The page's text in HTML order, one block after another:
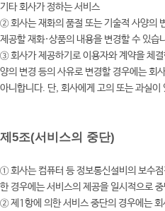
기타 회사가 정하는 서비스
② 회사는 재화의 품절 또는 기술적 사양의
제공할 재화·상품의 내용을 변경할 수 있습
③ 회사가 제공하기로 이용자와 계약을 체
양의 변경 등의 사유로 변경할 경우에는 회
아니합니다. 단, 회사에게 고의 또는 과실
제5조(서비스의 중단)
①회사는 컴퓨터 등 정보통신설비의 보수
한 경우에는 서비스의 제공을 일시적으로
② 제1항에 의한 서비스 중단의 경우에는